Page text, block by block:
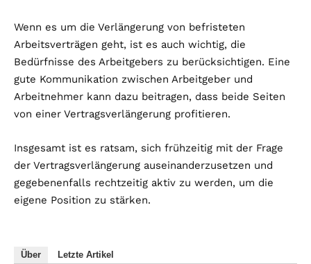
Wenn es um die Verlängerung von befristeten
Arbeitsverträgen geht, ist es auch wichtig, die
Bedürfnisse des Arbeitgebers zu berücksichtigen. Eine
gute Kommunikation zwischen Arbeitgeber und
Arbeitnehmer kann dazu beitragen, dass beide Seiten
von einer Vertragsverlängerung profitieren.
Insgesamt ist es ratsam, sich frühzeitig mit der Frage
der Vertragsverlängerung auseinanderzusetzen und
gegebenenfalls rechtzeitig aktiv zu werden, um die
eigene Position zu stärken.
Über Letzte Artikel